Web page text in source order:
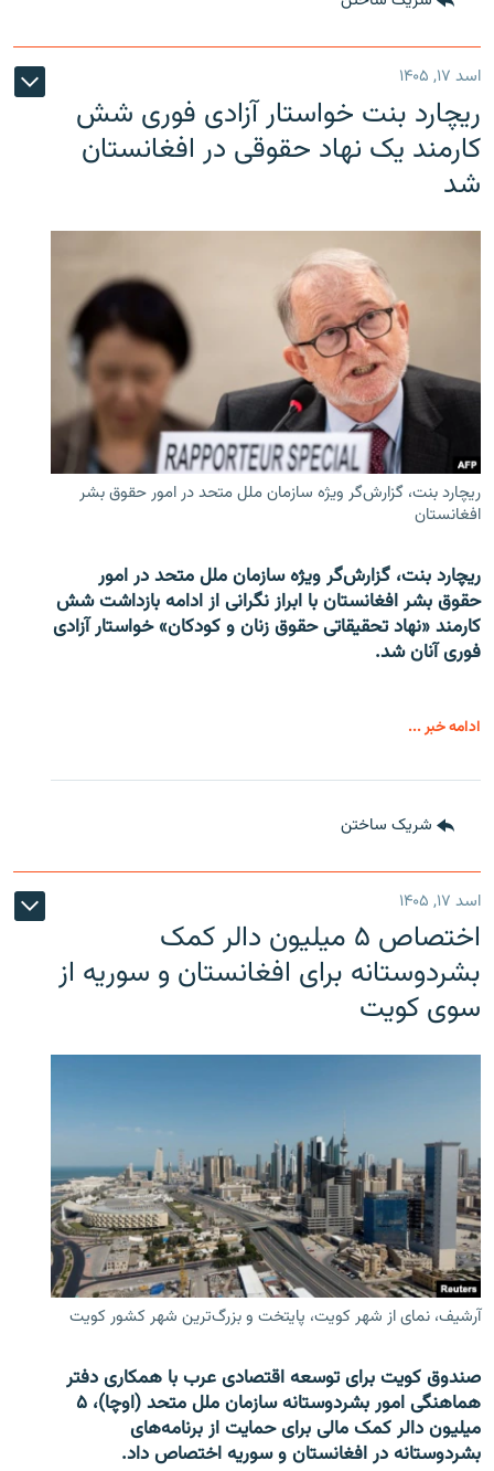
اسد ۱۷, ۱۴۰۵
ریچارد بنت خواستار آزادی فوری شش
کارمند یک نهاد حقوقی در افغانستان
شد
ریچارد بنت، گزارش‌گر ویژه سازمان ملل متحد در امور حقوق بشر
افغانستان
ریچارد بنت، گزارش‌گر ویژه سازمان ملل متحد در امور
حقوق بشر افغانستان با ابراز نگرانی از ادامه بازداشت شش
کارمند «نهاد تحقیقاتی حقوق زنان و کودکان» خواستار آزادی
فوری آنان شد.
ادامه خبر ...
شریک ساختن
اسد ۱۷, ۱۴۰۵
اختصاص ۵ میلیون دالر کمک
بشردوستانه برای افغانستان و سوریه از
سوی کویت
آرشیف، نمای از شهر کویت، پایتخت و بزرگ‌ترین شهر کشور کویت
صندوق کویت برای توسعه اقتصادی عرب با همکاری دفتر
هماهنگی امور بشردوستانه سازمان ملل متحد (اوچا)، ۵
میلیون دالر کمک مالی برای حمایت از برنامه‌های
بشردوستانه در افغانستان و سوریه اختصاص داد.